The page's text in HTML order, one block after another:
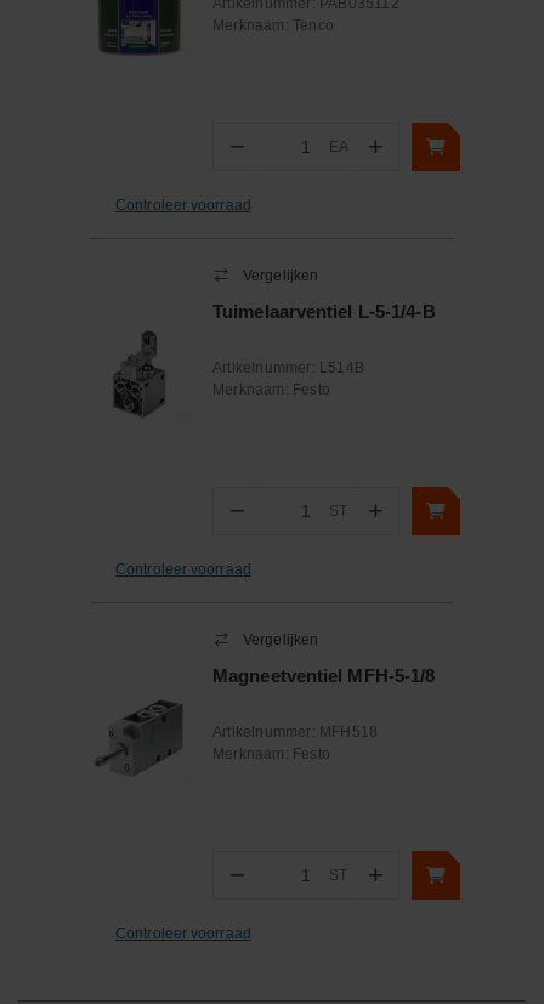
Artikelnummer: PAB035112
Merknaam: Tenco
− Aantal
EA +
Controleer voorraad
Vergelijken
Tuimelaarventiel L-5-1/4-B
Artikelnummer: L514B
Merknaam: Festo
− Aantal
ST +
Controleer voorraad
Vergelijken
Magneetventiel MFH-5-1/8
Artikelnummer: MFH518
Merknaam: Festo
− Aantal
ST +
Controleer voorraad